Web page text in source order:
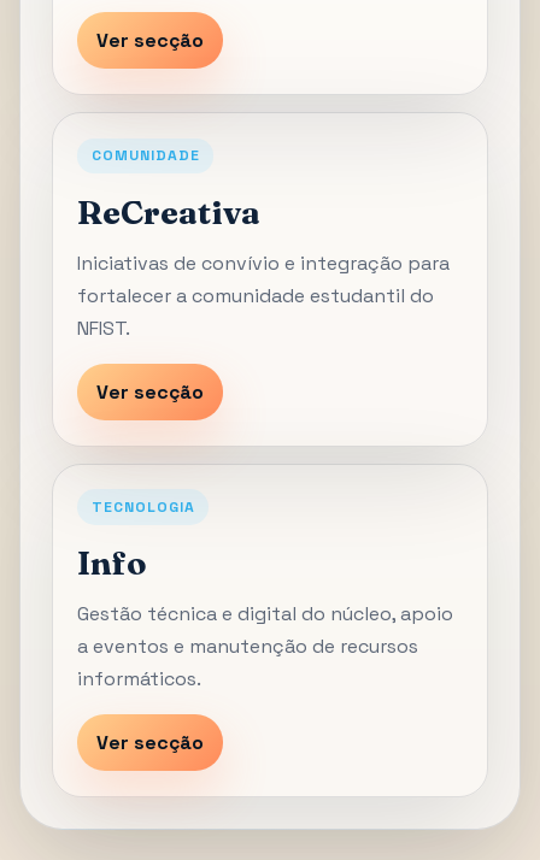
Ver secção
COMUNIDADE
ReCreativa
Iniciativas de convívio e integração para
fortalecer a comunidade estudantil do
NFIST.
Ver secção
TECNOLOGIA
Info
Gestão técnica e digital do núcleo, apoio
a eventos e manutenção de recursos
informáticos.
Ver secção